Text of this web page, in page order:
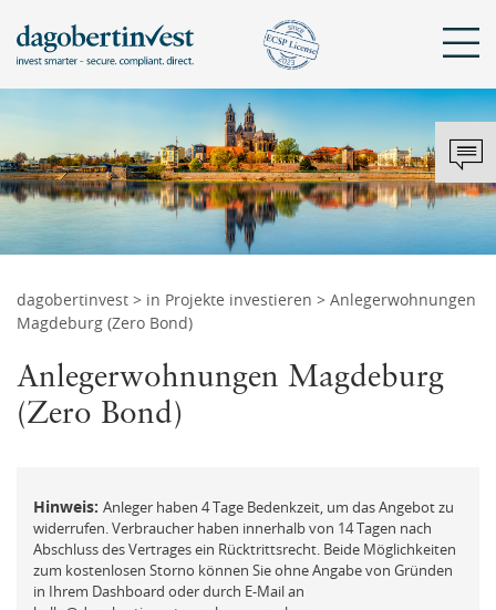
KONTAKT
DAGOBERTINVEST
Tel.: +43 720 072 821
hello@dagobertinvest.com
Adresse
Wohllebengasse 12-14
1040 Wien
FAQ
Vermögensberatung
Beschwerde
ANMELDEN
Mit bestehendem Konto anmelden
Angemeldet bleiben
Mit der ich.app anmelden
Passwort vergessen und ändern
dagobertinvest > in Projekte investieren > Anlegerwohnungen
Magdeburg (Zero Bond)
Anlegerwohnungen Magdeburg
(Zero Bond)
Hinweis: Anleger haben 4 Tage Bedenkzeit, um das Angebot zu
widerrufen. Verbraucher haben innerhalb von 14 Tagen nach
Abschluss des Vertrages ein Rücktrittsrecht. Beide Möglichkeiten
zum kostenlosen Storno können Sie ohne Angabe von Gründen
in Ihrem Dashboard oder durch E-Mail an